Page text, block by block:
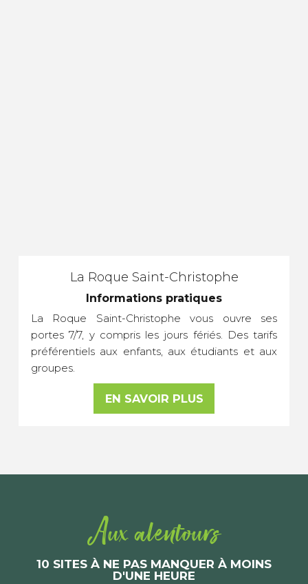
La Roque Saint-Christophe
Informations pratiques
La Roque Saint-Christophe vous ouvre ses
portes 7/7, y compris les jours fériés. Des tarifs
préférentiels aux enfants, aux étudiants et aux
groupes.
EN SAVOIR PLUS
Aux alentours
10 SITES À NE PAS MANQUER À MOINS
D'UNE HEURE